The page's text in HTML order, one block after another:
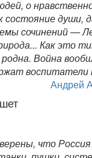
о
состояние души,
сочинений —
Как это
Война
воспитатели
Андрей
что Россия